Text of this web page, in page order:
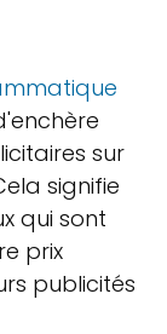
sur
signifie
qui sont
prix
publicités